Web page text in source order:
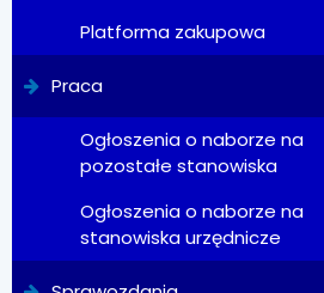
Platforma zakupowa
Praca
Ogłoszenia o naborze na
pozostałe stanowiska
Ogłoszenia o naborze na
stanowiska urzędnicze